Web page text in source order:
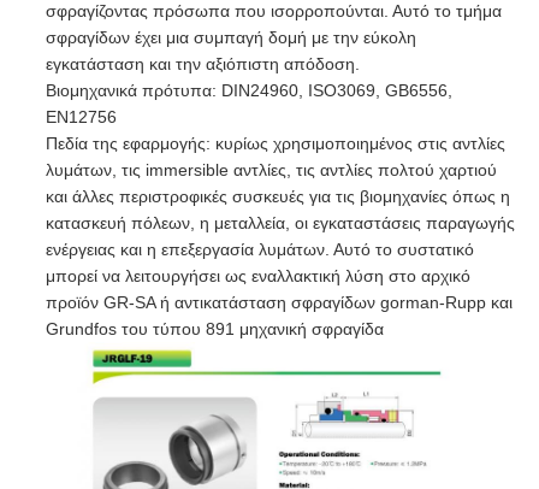
σφραγίζοντας πρόσωπα που ισορροπούνται. Αυτό το τμήμα
σφραγίδων έχει μια συμπαγή δομή με την εύκολη
εγκατάσταση και την αξιόπιστη απόδοση.
Βιομηχανικά πρότυπα: DIN24960, ISO3069, GB6556,
EN12756
Πεδία της εφαρμογής: κυρίως χρησιμοποιημένος στις αντλίες
λυμάτων, τις immersible αντλίες, τις αντλίες πολτού χαρτιού
και άλλες περιστροφικές συσκευές για τις βιομηχανίες όπως η
κατασκευή πόλεων, η μεταλλεία, οι εγκαταστάσεις παραγωγής
ενέργειας και η επεξεργασία λυμάτων. Αυτό το συστατικό
μπορεί να λειτουργήσει ως εναλλακτική λύση στο αρχικό
προϊόν GR-SA ή αντικατάσταση σφραγίδων gorman-Rupp και
Grundfos του τύπου 891 μηχανική σφραγίδα